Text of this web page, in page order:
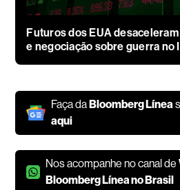
Futuros dos EUA
e negociação sobre guerra no
Faça daBloomberg Línea
aqui
Nos acompanhe no canal de
Bloomberg Línea no Brasil